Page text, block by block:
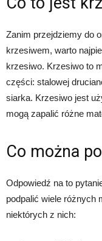
Zanim przejdziemy do
krzesiwem, warto
krzesiwo. Krzesiwo to
części: stalowej
siarka. Krzesiwo jest
mogą zapalić różne
Co można
Odpowiedź na to
podpalić wiele różnych
niektórych z nich: